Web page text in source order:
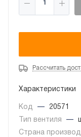
Рассчитать
Характеристики
Код —
20571
Тип вентиля
—
Страна